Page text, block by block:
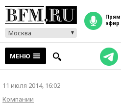
Москва
прямой
эфир
МЕНЮ
11 июля 2014, 16:02
Компании